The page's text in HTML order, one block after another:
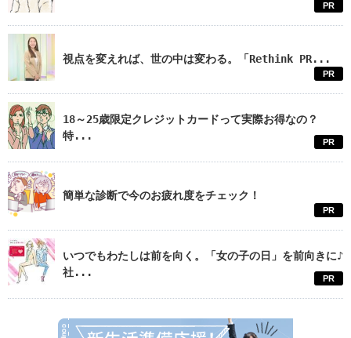
PR
視点を変えれば、世の中は変わる。「Rethink PR...
PR
18～25歳限定クレジットカードって実際お得なの？
特...
PR
簡単な診断で今のお疲れ度をチェック！
PR
いつでもわたしは前を向く。「女の子の日」を前向きに♪
社...
PR